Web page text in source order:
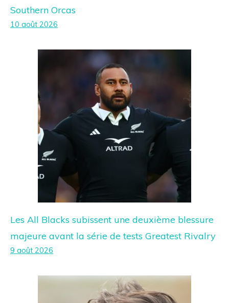
Southern Orcas
10 août 2026
Les All Blacks subissent une deuxième blessure
majeure avant la série de tests Greatest Rivalry
9 août 2026